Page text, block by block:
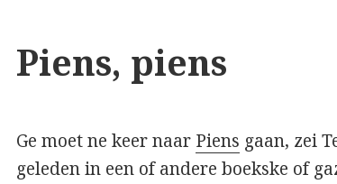
Piens, piens
Ge moet ne keer naar Piens gaan, zei
geleden in een of andere boekske of